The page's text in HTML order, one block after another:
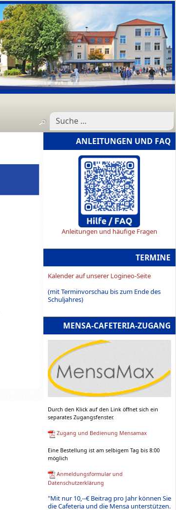
ANLEITUNGEN UND FAQ
Anleitungen und häufige Fragen
TERMINE
Kalender auf unserer Logineo-Seite
(mit Terminvorschau bis zum Ende des
Schuljahres)
MENSA-CAFETERIA-ZUGANG
Durch den Klick auf den Link öffnet sich ein
separates Zugangsfenster.
Zugang und Bedienung Mensamax
Eine Bestellung ist am selbigem Tag bis 8:00
möglich
Anmeldungsformular und
Datenschutzerklärung
"Mit nur 10,--€ Beitrag pro Jahr können Sie
die Cafeteria und die Mensa unterstützen.